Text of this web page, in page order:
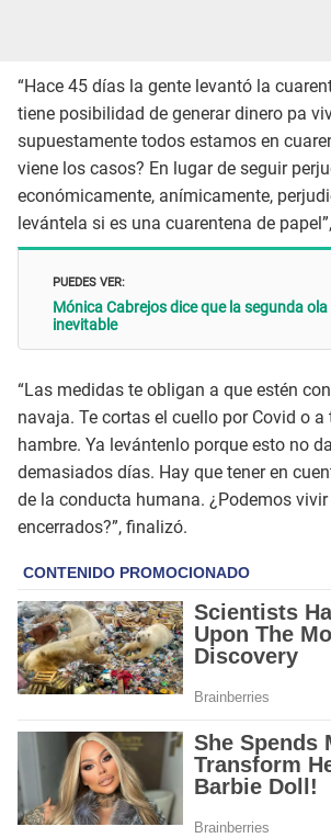
“Hace 45 días la gente levantó la
tiene posibilidad de generar dinero pa
supuestamente todos estamos en
viene los casos? En lugar de seguir
económicamente, anímicamente,
levántela si es una cuarentena de
PUEDES VER:
Mónica Cabrejos dice que la segunda ola
inevitable
“Las medidas te obligan a que estén
navaja. Te cortas el cuello por Covid o
hambre. Ya levántenlo porque esto no
demasiados días. Hay que tener en
de la conducta humana. ¿Podemos
encerrados?”, finalizó.